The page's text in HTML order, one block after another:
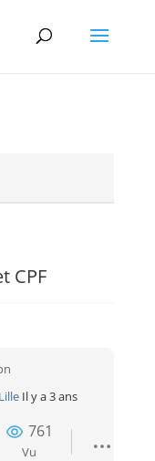
CPF
Il y a 3 ans
761
Vu